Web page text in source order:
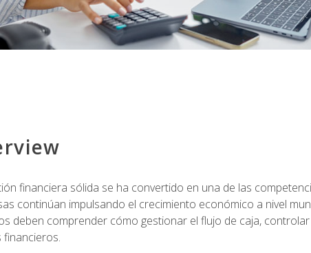
financiera sólida se ha convertido en una de las
continúan impulsando el crecimiento económico a nivel
deben comprender cómo gestionar el flujo de caja,
financieros.